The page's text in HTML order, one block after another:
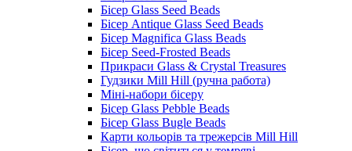
Бісер Glass Seed Beads
Бісер Antique Glass Seed Beads
Бісер Magnifica Glass Beads
Бісер Seed-Frosted Beads
Прикраси Glass & Crystal Treasures
Гудзики Mill Hill (ручна работа)
Міні-набори бісеру
Бісер Glass Pebble Beads
Бісер Glass Bugle Beads
Карти кольорів та трежерсів Mill Hill